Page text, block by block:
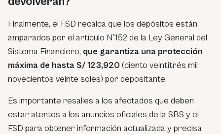
Finalmente, el FSD recalca que los depósitos están
amparados por el artículo N°152 de la Ley General del
Sistema Financiero, que garantiza una protección
máxima de hasta S/ 123,920 (ciento veintitrés mil
novecientos veinte soles) por depositante.
Es importante resalles a los afectados que deben
estar atentos a los anuncios oficiales de la SBS y el
FSD para obtener información actualizada y precisa